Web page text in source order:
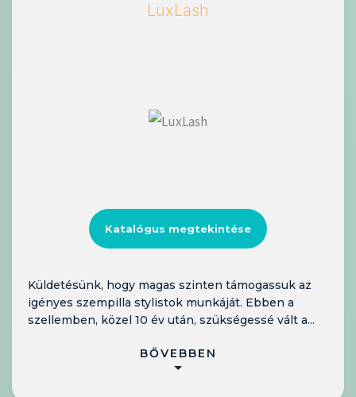
LuxLash
Katalógus megtekintése
Küldetésünk, hogy magas szinten támogassuk az
igényes szempilla stylistok munkáját. Ebben a
szellemben, közel 10 év után, szükségessé vált a...
BŐVEBBEN